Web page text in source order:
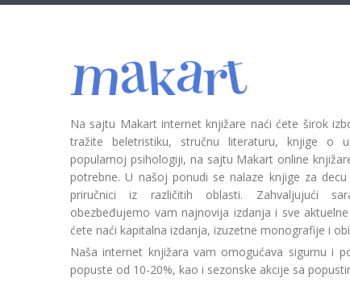
Na sajtu Makart internet knjižare naći ćete širok
tražite beletristiku, stručnu literaturu, knjige o
popularnoj psihologiji, na sajtu Makart online
potrebne. U našoj ponudi se nalaze knjige za
priručnici iz različitih oblasti. Zahvaljujući
obezbeđujemo vam najnovija izdanja i sve
ćete naći kapitalna izdanja, izuzetne monografije i
Naša internet knjižara vam omogućava sigurnu i
popuste od 10-20%, kao i sezonske akcije sa